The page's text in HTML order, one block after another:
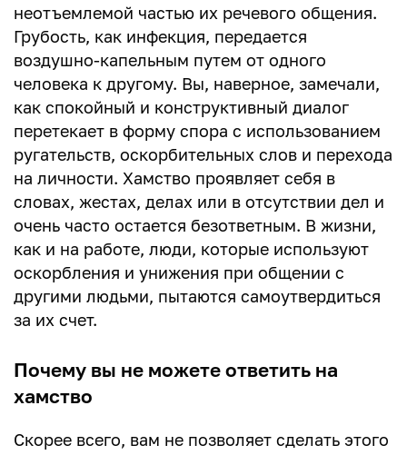
неотъемлемой частью их речевого общения.
Грубость, как инфекция, передается
воздушно-капельным путем от одного
человека к другому. Вы, наверное, замечали,
как спокойный и конструктивный диалог
перетекает в форму спора с использованием
ругательств, оскорбительных слов и перехода
на личности. Хамство проявляет себя в
словах, жестах, делах или в отсутствии дел и
очень часто остается безответным. В жизни,
как и на работе, люди, которые используют
оскорбления и унижения при общении с
другими людьми, пытаются самоутвердиться
за их счет.
Почему вы не можете ответить на
хамство
Скорее всего, вам не позволяет сделать этого